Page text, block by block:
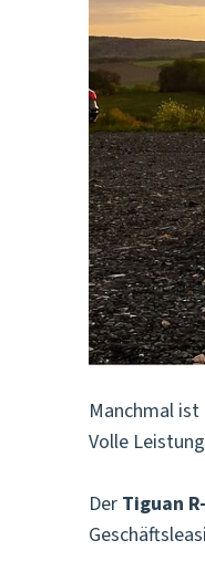
Manchmal ist
Volle
Der Tiguan